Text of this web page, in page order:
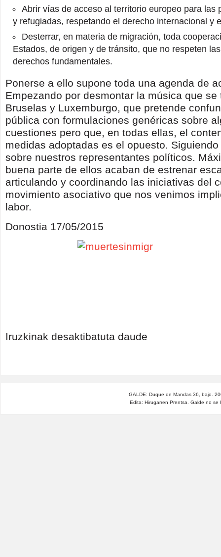
Abrir vías de acceso al territorio europeo para las
y refugiadas, respetando el derecho internacional y
Desterrar, en materia de migración, toda
Estados, de origen y de tránsito, que no respeten
derechos fundamentales.
Ponerse a ello supone toda una agenda de
Empezando por desmontar la música que se
Bruselas y Luxemburgo, que pretende
pública con formulaciones genéricas sobre
cuestiones pero que, en todas ellas, el
medidas adoptadas es el opuesto.
sobre nuestros representantes políticos.
buena parte de ellos acaban de estrenar
articulando y coordinando las iniciativas del
movimiento asociativo que nos venimos
labor.
Donostia 17/05/2015
Iruzkinak desaktibatuta daude
migrantes
y
sarreran
GALDE: Duque de Mandas 36, bajo.
Edita: Hirugarren Prentsa. Galde no